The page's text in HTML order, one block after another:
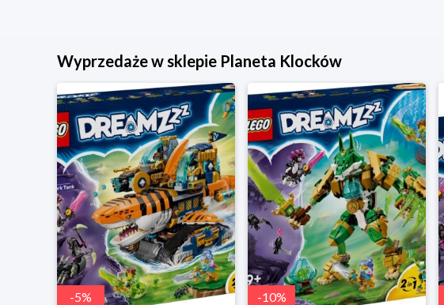
Wyprzedaże w sklepie Planeta Klocków
-5% -10%